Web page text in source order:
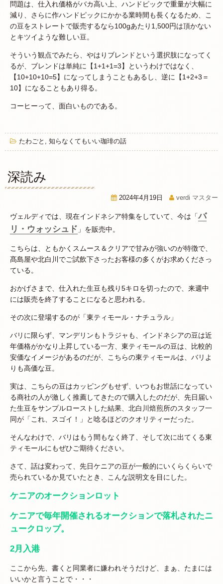
問題は、仕入れ価格がバカ高い上、ハンドピックで重量が大幅に
減り、さらに作ハンドピックにかかる業時間も長くなるため、こ
の豆をストレートで販売するなら100gあたり1,500円は頂かない
とキツイような難しい豆。
そういう観点でみたら、やはりブレンドという選択肢になってく
るが、ブレンドは単純に【1+1+1=3】というわけではなく、
【10+10+10=5】になってしまうこともあるし、逆に【1+2+3＝
10】になることもあり得る。
コーヒーって、面白いものである。
たわごと , 知らなくてもいい珈琲の話
深読み
2024年4月19日 verdi マスター
ヴェルディでは、現在インドネシア特集をしていて、今は「バ
リ・ウォッシュド 」を販売中。
こちらは、ともかくスムース＆クリアで甘みが強いのが特徴で、
髙島屋や北白川でご試飲下さったお客様の多くがお求めくださっ
ている。
おかげさまで、仕入れた生豆も残り5キロを切ったので、来週中
には販売を終了することになると思われる。
その次に登場するのが「東ティモール・ナチュラル」
バリに限らず、マンデリンもトラジャも、インドネシアの豆は近
年価格がかなり上昇している一方、東ティモールの豆は、比較的
安価なイメージがあるのだが、こちらの東ティモールは、バリよ
りも高価な豆。
実は、こちらの豆はカッピングもせず、いつもお世話になってい
る商社の人が激しく推薦してきたので購入したのだが、先日届い
た生豆をサンプルローストした結果、北白川焙煎所のスタッフ一
同が「これ、スゴイ！」と唸るほどのクオリティーだった。
そんなわけで、バリはもう間もなく終了、そして次に出てくる東
ティモールにもぜひご期待ください。
さて、話は変わって、先日ケニアの豆が一般的にいくらくらいで
売られているか見ていたとき、こんな説明文を目にした。
ケニアのオークションロット
ケニアで毎年開催されるオークションで落札されたニ
ュークロップ。
2月入港
ここから先、書くと同業者に嫌われそうだけど、まぁ、たまには
いいかと言うことで・・・